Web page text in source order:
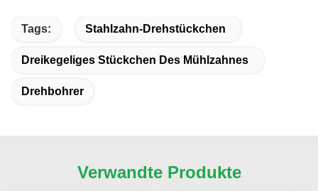
Tags: Stahlzahn-Drehstückchen
Dreikegeliges Stückchen Des Mühlzahnes
Drehbohrer
Verwandte Produkte